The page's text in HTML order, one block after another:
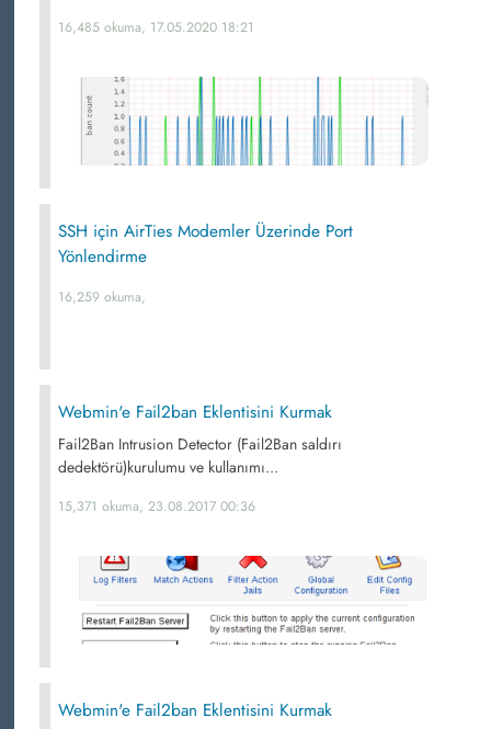
16,485 okuma, 17.05.2020 18:21
SSH için AirTies Modemler Üzerinde Port
Yönlendirme
16,259 okuma,
Webmin'e Fail2ban Eklentisini Kurmak
Fail2Ban Intrusion Detector (Fail2Ban saldırı
dedektörü)kurulumu ve kullanımı...
15,371 okuma, 23.08.2017 00:36
Webmin'e Fail2ban Eklentisini Kurmak